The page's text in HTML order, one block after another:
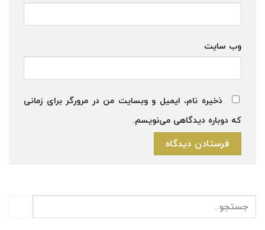
وب‌ سایت
ذخیره نام، ایمیل و وبسایت من در مرورگر برای زمانی
که دوباره دیدگاهی می‌نویسم.